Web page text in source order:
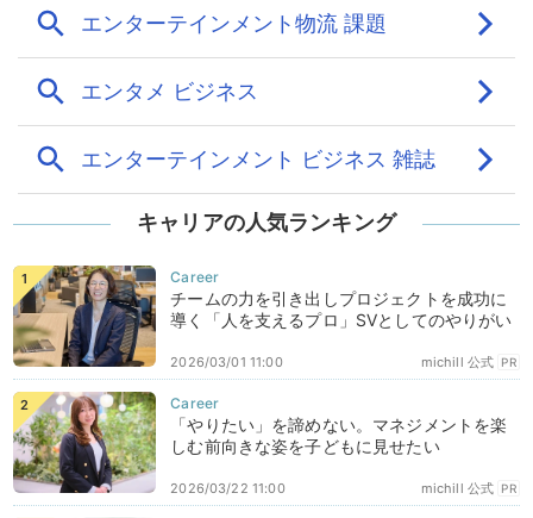
キャリアの人気ランキング
チームの力を引き出しプロジェクトを成功に
導く「人を支えるプロ」SVとしてのやりがい
michill 公式 PR
2026/03/01 11:00
「やりたい」を諦めない。マネジメントを楽
しむ前向きな姿を子どもに見せたい
michill 公式 PR
2026/03/22 11:00